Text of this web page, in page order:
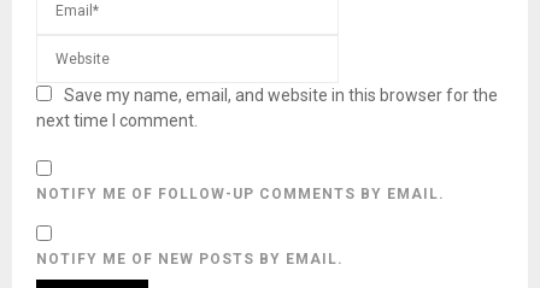
Save my name, email, and website in this browser for the
next time I comment.
NOTIFY ME OF FOLLOW-UP COMMENTS BY EMAIL.
NOTIFY ME OF NEW POSTS BY EMAIL.